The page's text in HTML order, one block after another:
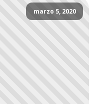
marzo 5, 2020